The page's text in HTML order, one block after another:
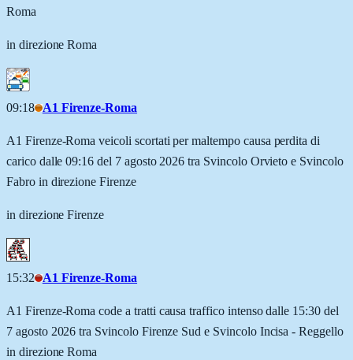
Roma
in direzione Roma
09:18 A1 Firenze-Roma
A1 Firenze-Roma veicoli scortati per maltempo causa perdita di
carico dalle 09:16 del 7 agosto 2026 tra Svincolo Orvieto e Svincolo
Fabro in direzione Firenze
in direzione Firenze
15:32 A1 Firenze-Roma
A1 Firenze-Roma code a tratti causa traffico intenso dalle 15:30 del
7 agosto 2026 tra Svincolo Firenze Sud e Svincolo Incisa - Reggello
in direzione Roma